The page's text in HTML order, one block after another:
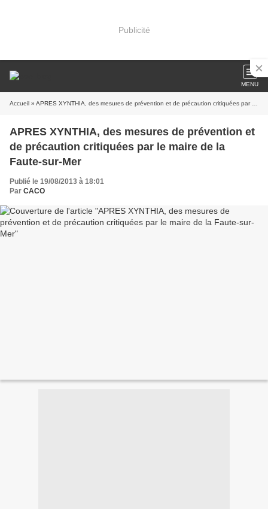
Publicité
MENU
Accueil » APRES XYNTHIA, des mesures de prévention et de précaution critiquées par le maire de la Faute-sur-Mer
APRES XYNTHIA, des mesures de prévention et
de précaution critiquées par le maire de la
Faute-sur-Mer
Publié le 19/08/2013 à 18:01
Par CACO